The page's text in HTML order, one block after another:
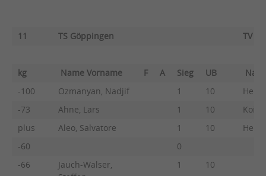
11 TS Göppingen TV
kg Name Vorname F A Sieg UB
-100
Ozmanyan, Nadjif 1 10
-73
Ahne, Lars 1 10
plus
Aleo, Salvatore 1 10
-60
0
-66
Jauch-Walser,
1 10